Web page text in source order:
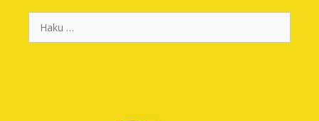
Haku: